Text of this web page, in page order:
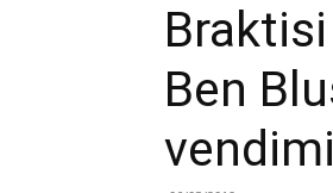
Ben